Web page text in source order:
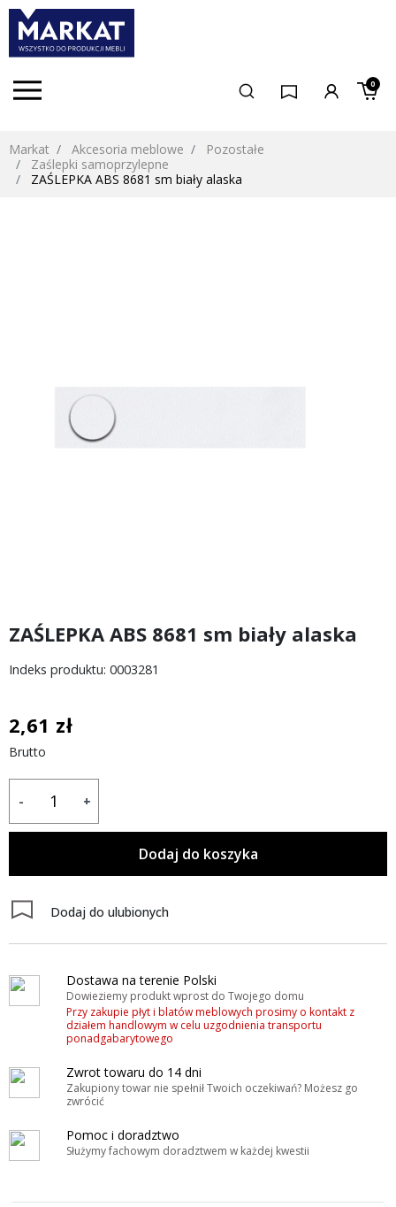
0
Markat Akcesoria meblowe
Pozostałe
Zaślepki samoprzylepne
ZAŚLEPKA ABS 8681 sm biały alaska
ZAŚLEPKA ABS 8681 sm biały alaska
Indeks produktu: 0003281
2,61 zł
Brutto
- +
Dodaj do koszyka
Dodaj do ulubionych
Dostawa na terenie Polski
Dowieziemy produkt wprost do Twojego domu
Przy zakupie płyt i blatów meblowych prosimy o kontakt z
działem handlowym w celu uzgodnienia transportu
ponadgabarytowego
Zwrot towaru do 14 dni
Zakupiony towar nie spełnił Twoich oczekiwań? Możesz go
zwrócić
Pomoc i doradztwo
Służymy fachowym doradztwem w każdej kwestii